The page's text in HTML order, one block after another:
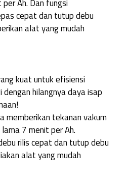
Ah. Dan fungsi
cepat dan tutup debu
alat yang mudah
kuat untuk efisiensi
hilangnya daya isap
memberikan tekanan vakum
7 menit per Ah.
rilis cepat dan tutup debu
alat yang mudah